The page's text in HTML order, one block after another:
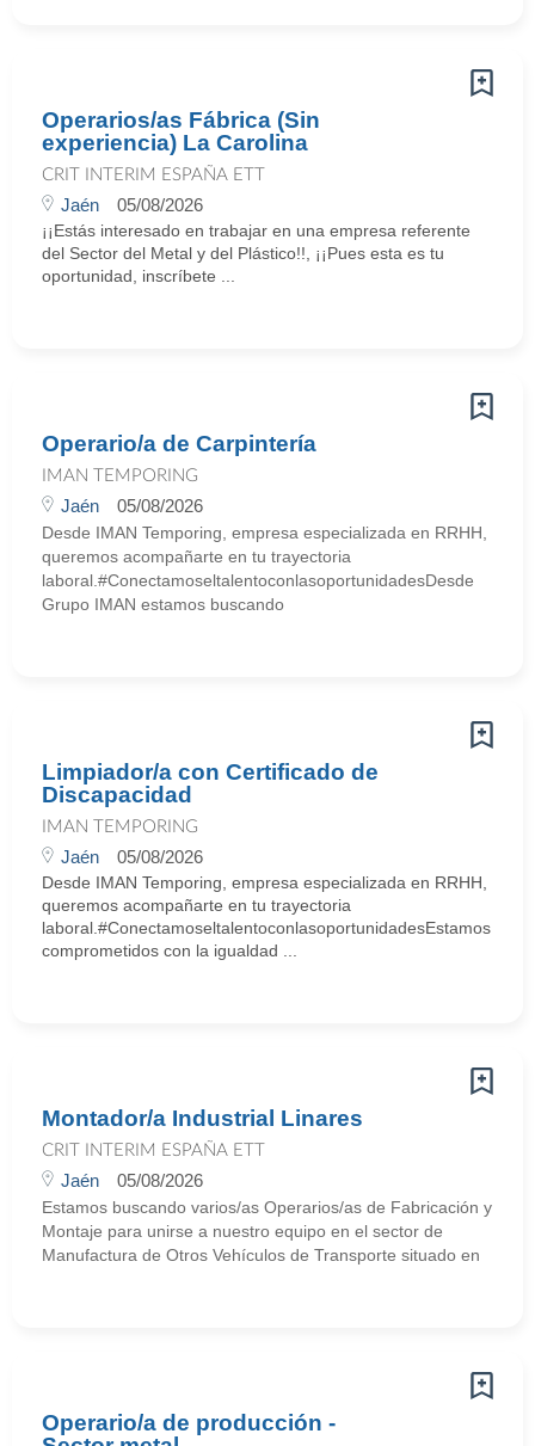
Operarios/as Fábrica (Sin
experiencia) La Carolina
CRIT INTERIM ESPAÑA ETT
Jaén 05/08/2026
¡¡Estás interesado en trabajar en una empresa referente
del Sector del Metal y del Plástico!!, ¡¡Pues esta es tu
oportunidad, inscríbete ...
Operario/a de Carpintería
IMAN TEMPORING
Jaén 05/08/2026
Desde IMAN Temporing, empresa especializada en RRHH,
queremos acompañarte en tu trayectoria
laboral.#ConectamoseltalentoconlasoportunidadesDesde
Grupo IMAN estamos buscando
Limpiador/a con Certificado de
Discapacidad
IMAN TEMPORING
Jaén 05/08/2026
Desde IMAN Temporing, empresa especializada en RRHH,
queremos acompañarte en tu trayectoria
laboral.#ConectamoseltalentoconlasoportunidadesEstamos
comprometidos con la igualdad ...
Montador/a Industrial Linares
CRIT INTERIM ESPAÑA ETT
Jaén 05/08/2026
Estamos buscando varios/as Operarios/as de Fabricación y
Montaje para unirse a nuestro equipo en el sector de
Manufactura de Otros Vehículos de Transporte situado en
Operario/a de producción -